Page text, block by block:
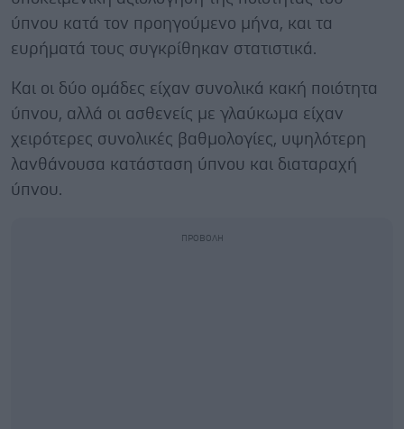
ύπνου κατά τον προηγούμενο μήνα, και τα
ευρήματά τους συγκρίθηκαν στατιστικά.
Και οι δύο ομάδες είχαν συνολικά κακή ποιότητα
ύπνου, αλλά οι ασθενείς με γλαύκωμα είχαν
χειρότερες συνολικές βαθμολογίες, υψηλότερη
λανθάνουσα κατάσταση ύπνου και διαταραχή
ύπνου.